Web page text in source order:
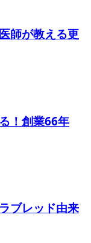
師が教える更
！創業66年
ブレッド由来